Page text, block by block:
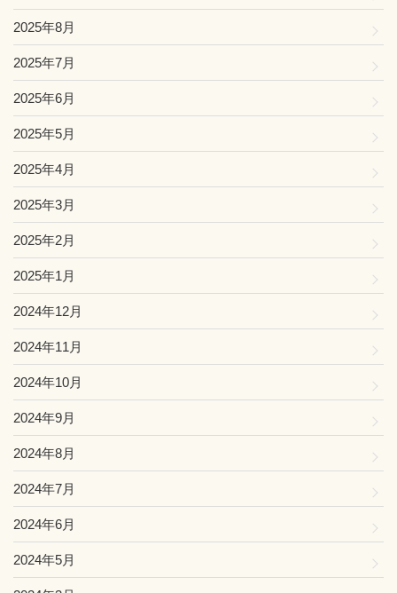
2025年8月
2025年7月
2025年6月
2025年5月
2025年4月
2025年3月
2025年2月
2025年1月
2024年12月
2024年11月
2024年10月
2024年9月
2024年8月
2024年7月
2024年6月
2024年5月